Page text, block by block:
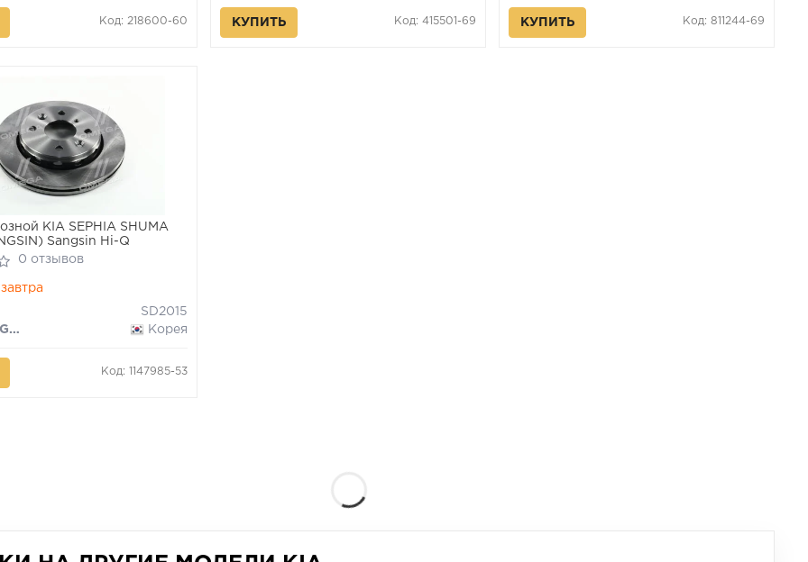
Код: 218600-60 КУПИТЬ Код: 415501-69 КУПИТЬ Код: 811244-69
KIA SEPHIA SHUMA
Sangsin Hi-Q
0 отзывов
SD2015
Hi-Q (SANGSIN)
Корея
Код: 1147985-53